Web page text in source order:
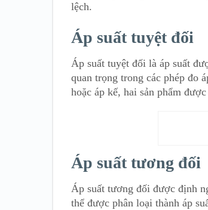
lệch.
Áp suất tuyệt đối
Áp suất tuyệt đối là áp suất
quan trọng trong các phép đo
hoặc áp kế, hai sản phẩm
Áp suất tương đối
Áp suất tương đối được định
thể được phân loại thành áp